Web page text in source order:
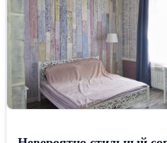
проходит по меже. Участок
огород, сад, виноград,
заезд. Отличное расположение с
Ростовское шоссе. До детского
зелёный район с хорошими